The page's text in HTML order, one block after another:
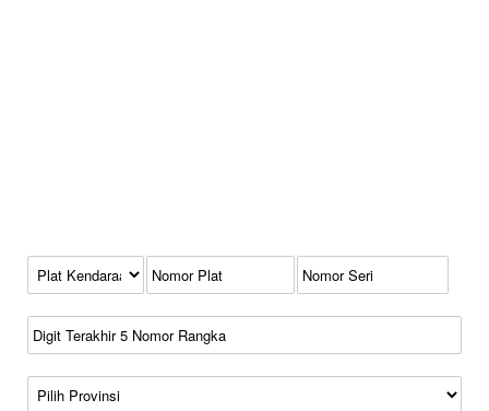
Kode Plat Kendaraan
No Plat
No Seri
No Rangka
Wilayah